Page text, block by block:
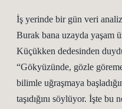
İş yerinde bir gün veri
Burak bana uzayda yaşam
Küçükken dedesinden
“Gökyüzünde, gözle
bilimle uğraşmaya
taşıdığını söylüyor. İşte